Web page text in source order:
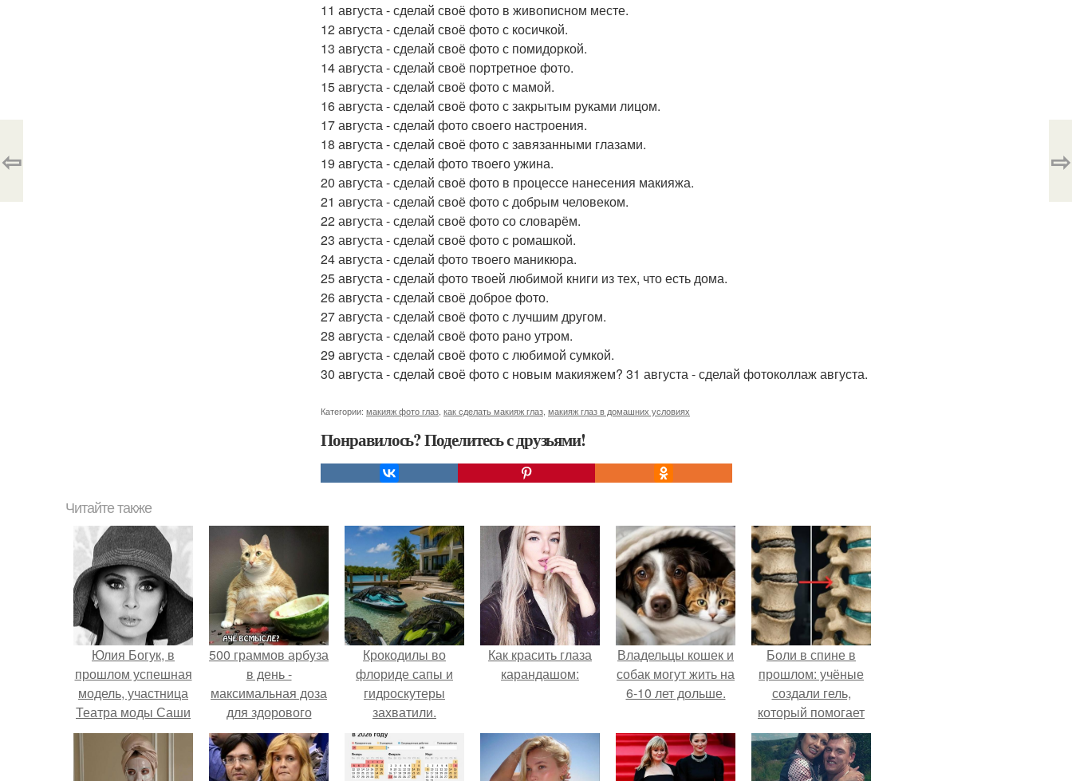
11 августа - сделай своё фото в живописном месте.
12 августа - сделай своё фото с косичкой.
13 августа - сделай своё фото с помидоркой.
14 августа - сделай своё портретное фото.
15 августа - сделай своё фото с мамой.
16 августа - сделай своё фото с закрытым руками лицом.
17 августа - сделай фото своего настроения.
18 августа - сделай своё фото с завязанными глазами.
19 августа - сделай фото твоего ужина.
20 августа - сделай своё фото в процессе нанесения макияжа.
21 августа - сделай своё фото с добрым человеком.
22 августа - сделай своё фото со словарём.
23 августа - сделай своё фото с ромашкой.
24 августа - сделай фото твоего маникюра.
25 августа - сделай фото твоей любимой книги из тех, что есть дома.
26 августа - сделай своё доброе фото.
27 августа - сделай своё фото с лучшим другом.
28 августа - сделай своё фото рано утром.
29 августа - сделай своё фото с любимой сумкой.
30 августа - сделай своё фото с новым макияжем? 31 августа - сделай фотоколлаж августа.
Категории: макияж фото глаз как сделать макияж глаз макияж глаз в домашних условиях
Понравилось? Поделитесь с друзьями!
⇦ ⇨
Читайте также
Юлия Богук, в
прошлом успешная
модель, участница
Театра моды Саши
Варламова, а
сейчас - директор
минского Агентства
500 граммов арбуза
в день -
максимальная доза
для здорового
взрослого,
предупредили
врачи.
Крокодилы во
флориде сапы и
гидроскутеры
захватили.
Как красить глаза
карандашом:
Владельцы кошек и
собак могут жить на
6-10 лет дольше.
Боли в спине в
прошлом: учёные
создали гель,
который помогает
восстанавливать
межпозвоночные
диски.